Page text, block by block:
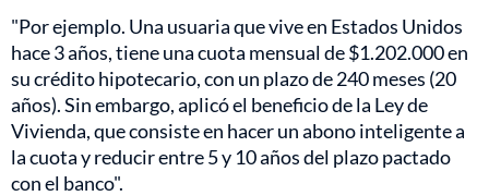
"Por ejemplo. Una usuaria que vive en Estados Unidos
hace 3 años, tiene una cuota mensual de $1.202.000 en
su crédito hipotecario, con un plazo de 240 meses (20
años). Sin embargo, aplicó el beneficio de la Ley de
Vivienda, que consiste en hacer un abono inteligente a
la cuota y reducir entre 5 y 10 años del plazo pactado
con el banco".